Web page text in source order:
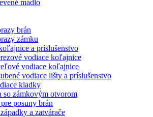
madlo
brán
zámku
a príslušenstvo
vodiace koľajnice
vodiace koľajnice
vodiace lišty a príslušenstvo
kladky
so zámkovým otvorom
posuny brán
a zatvárače